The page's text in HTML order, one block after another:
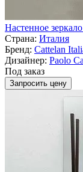
Настенное
Страна: Италия
Бренд: Cattelan
Дизайнер: Paolo
Под заказ
Запросить цену